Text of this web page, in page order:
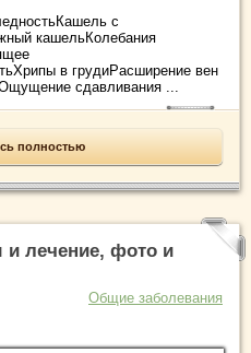
с
кашельКолебания
в грудиРасширение вен
сдавливания ...
полностью
и лечение, фото и
Общие заболевания